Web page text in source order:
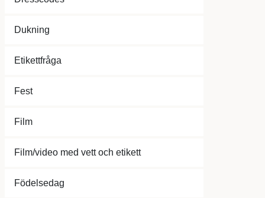
Dukning
Etikettfråga
Fest
Film
Film/video med vett och etikett
Födelsedag